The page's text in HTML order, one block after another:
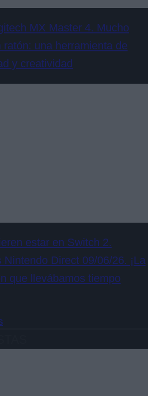
MX Master 4. Mucho
ratón: una herramienta de
y creatividad
estar en Switch 2.
Nintendo Direct 09/06/26. ¡La
que llevábamos tiempo